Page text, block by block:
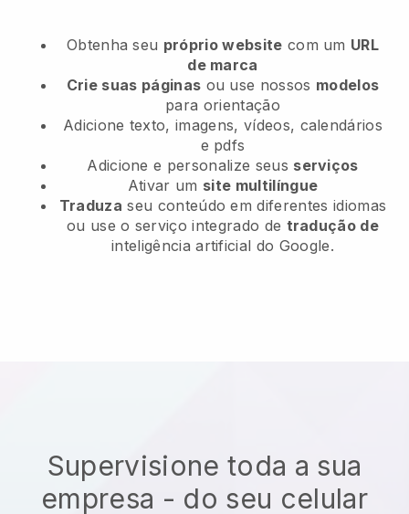
Obtenha seu próprio website com um URL
de marca
Crie suas páginas ou use nossos modelos
para orientação
Adicione texto, imagens, vídeos, calendários
e pdfs
Adicione e personalize seus serviços
Ativar um site multilíngue
Traduza seu conteúdo em diferentes idiomas
ou use o serviço integrado de tradução de
inteligência artificial do Google.
Supervisione toda a sua
empresa - do seu celular